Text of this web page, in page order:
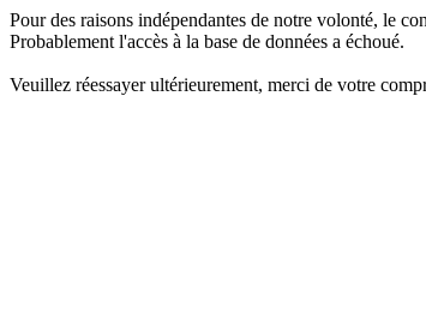
Pour des raisons indépendantes de notre volonté, le
Probablement l'accès à la base de données a échoué.
Veuillez réessayer ultérieurement, merci de votre